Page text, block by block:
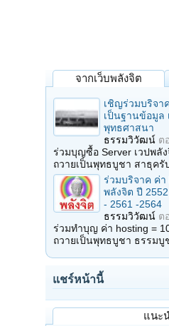
จากเว็บพลังจิต
เชิญร่วมบริจา
เป็นฐานข้อมูล
พุทธศาสนา
ธรรมวิวัฒน์ ต
ร่วมบุญซื้อ Server เวปพลั
ถวายเป็นพุทธบูชา สาธุครั
ร่วมบริจาค ค่า
พลังจิต ปี
- 2561 -2564
ธรรมวิวัฒน์ ต
ร่วมทำบุญ ค่า hosting =
ถวายเป็นพุทธบูชา ธรรมบู
แชร์หน้านี้
แนะ